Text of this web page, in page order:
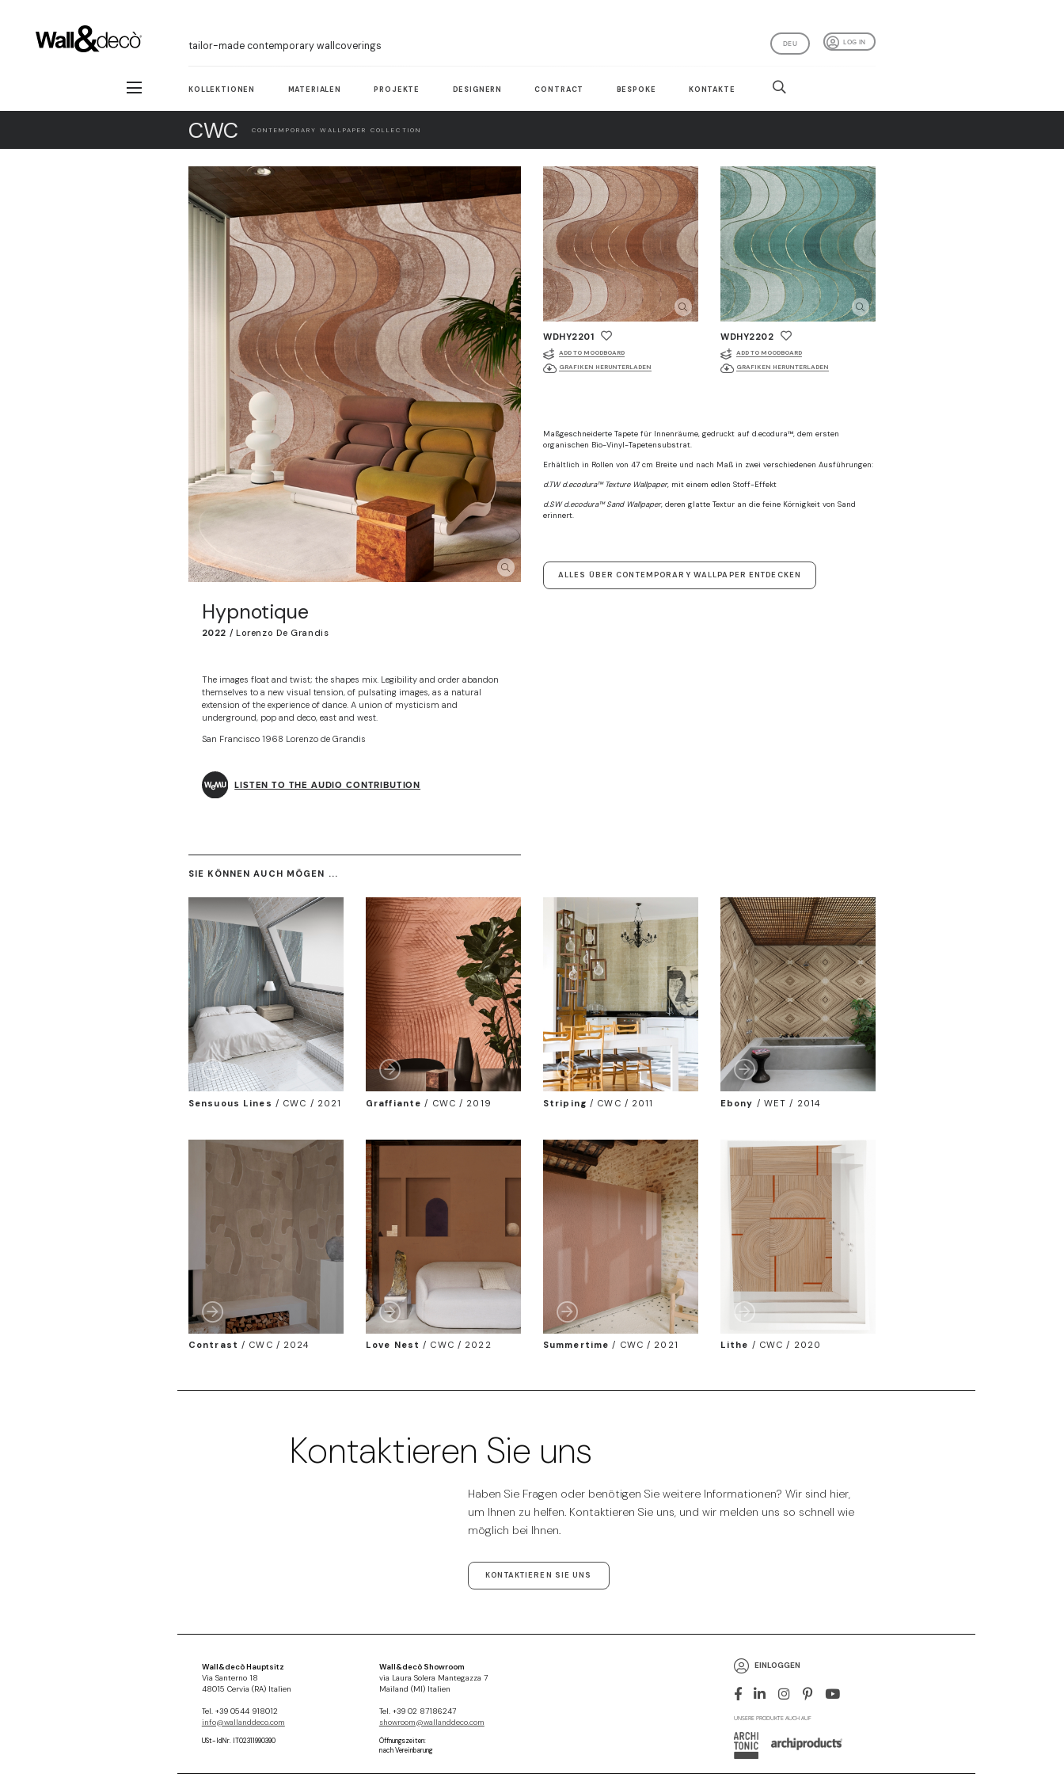
tailor-made contemporary wallcoverings LOG IN
DEU
KOLLEKTIONEN MATERIALEN PROJEKTE DESIGNERN CONTRACT BESPOKE KONTAKTE
CWC CONTEMPORARY WALLPAPER COLLECTION
Hypnotique
2022 / Lorenzo De Grandis
The images float and twist; the shapes mix. Legibility and order abandon
themselves to a new visual tension, of pulsating images, as a natural
extension of the experience of dance. A union of mysticism and
underground, pop and deco, east and west.
San Francisco 1968 Lorenzo de Grandis
LISTEN TO THE AUDIO CONTRIBUTION
WDHY2201
ADD TO MOODBOARD
GRAFIKEN HERUNTERLADEN
WDHY2202
ADD TO MOODBOARD
GRAFIKEN HERUNTERLADEN
Maßgeschneiderte Tapete für Innenräume, gedruckt auf d.ecodura™, dem ersten
organischen Bio-Vinyl-Tapetensubstrat.
Erhältlich in Rollen von 47 cm Breite und nach Maß in zwei verschiedenen Ausführungen:
d.TW d.ecodura™ Texture Wallpaper, mit einem edlen Stoff-Effekt
d.SW d.ecodura™ Sand Wallpaper, deren glatte Textur an die feine Körnigkeit von Sand
erinnert.
ALLES ÜBER CONTEMPORARY WALLPAPER ENTDECKEN
SIE KÖNNEN AUCH MÖGEN ...
Sensuous Lines / CWC / 2021 Graffiante / CWC / 2019 Striping / CWC / 2011 Ebony / WET / 2014
Contrast / CWC / 2024 Love Nest / CWC / 2022 Summertime / CWC / 2021 Lithe / CWC / 2020
Kontaktieren Sie uns
Haben Sie Fragen oder benötigen Sie weitere Informationen? Wir sind hier,
um Ihnen zu helfen. Kontaktieren Sie uns, und wir melden uns so schnell wie
möglich bei Ihnen.
KONTAKTIEREN SIE UNS
Wall&decò Hauptsitz
Via Santerno 18
48015 Cervia (RA) Italien
Tel. +39 0544 918012
info@wallanddeco.com
USt-IdNr. IT02311990390
Wall&decò Showroom
via Laura Solera Mantegazza 7
Mailand (MI) Italien
Tel. +39 02 87186247
showroom@wallanddeco.com
Öffnungszeiten:
nach Vereinbarung
EINLOGGEN
UNSERE PRODUKTE AUCH AUF